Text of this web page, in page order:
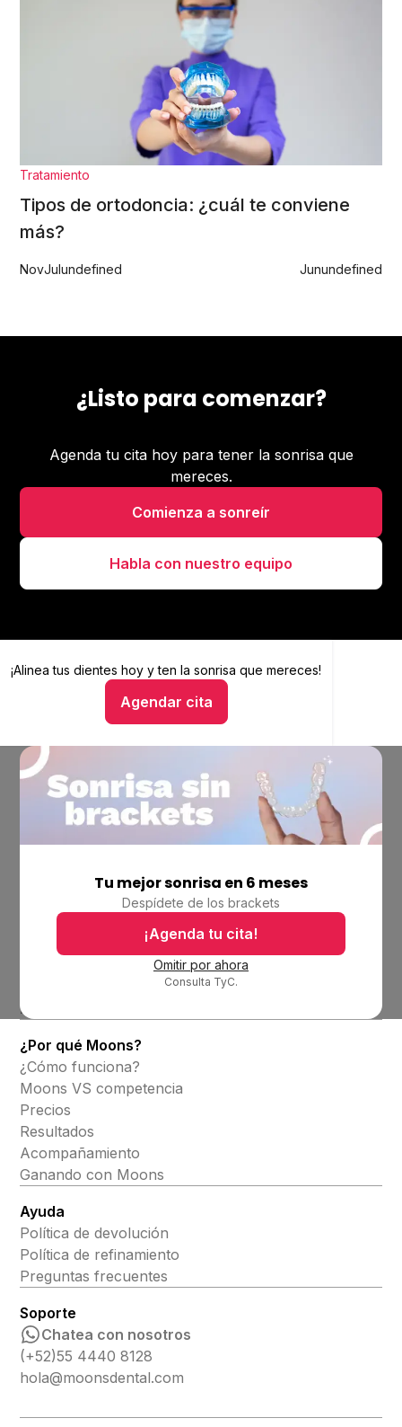
Tratamiento
Tipos de ortodoncia: ¿cuál te conviene
más?
NovJulundefined Junundefined
¿Listo para comenzar?
Agenda tu cita hoy para tener la sonrisa que
mereces.
Comienza a sonreír
Habla con nuestro equipo
¡Alinea tus dientes hoy yten la sonrisa que mereces!
Agendar cita
Alinea tus dientes hoy y ten la sonrisa que mereces
Hablar con un asesor
Tu mejor sonrisa en 6 meses
Despídete de los brackets
¡Agenda tu cita!
Omitir por ahora
Consulta TyC.
Alineadores invisibles
¿Por qué Moons?
¿Cómo funciona?
Moons VS competencia
Precios
Resultados
Acompañamiento
Ganando con Moons
Ayuda
Política de devolución
Política de refinamiento
Preguntas frecuentes
Soporte
Chatea con nosotros
(+52)55 4440 8128
hola@moonsdental.com